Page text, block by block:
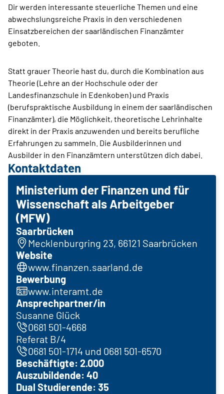
Dir werden interessante steuerliche Themen und eine
abwechslungsreiche Praxis in den verschiedenen
Einsatzbereichen der saarländischen Finanzämter
geboten.
Statt grauer Theorie hast du, durch die Kombination aus
Theorie (Lehre an der Hochschule oder der
Landesfinanzschule in Edenkoben) und Praxis
(berufspraktische Ausbildung in einem der saarländischen
Finanzämter), die Möglichkeit, theoretische Lehrinhalte
direkt in der Praxis anzuwenden und bereits berufliche
Erfahrungen zu sammeln. Die Ausbilderinnen und
Ausbilder in den Finanzämtern unterstützen dich dabei.
Kontaktdaten
Ministerium der Finanzen und für
Wissenschaft als Arbeitgeber
(MFW)
Saarbrücken
Mecklenburgring 23, 66121 Saarbrücken
Website
www.finanzen.saarland.de
Bewerbung
www.interamt.de
Ansprechpartner/in
Susanne Glück
0681 501-4668
Referat B/4
0681 501-1714 und 0681 501-6570
Beschäftigte: 2.000
Auszubildende: 40
Dual Studierende: 35